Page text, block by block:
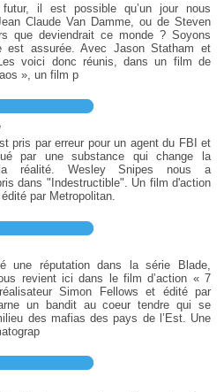
il est possible qu’un jour nous
Claude Van Damme, ou de Steven
que deviendrait ce monde ? Soyons
est assurée. Avec Jason Statham et
voici donc réunis, dans un film de
», un film p
pris par erreur pour un agent du FBI et
par une substance qui change la
réalité. Wesley Snipes nous a
dans "Indestructible". Un film d'action
par Metropolitan.
une réputation dans la série Blade,
revient ici dans le film d’action « 7
Simon Fellows et édité par
un bandit au coeur tendre qui se
des mafias des pays de l’Est. Une